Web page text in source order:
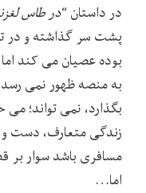
در داستان “در طاس
پشت سر گذاشته و در
بوده عصیان می کند
به منصه ظهور نمی
بگذارد، نمی تواند؛ می
زندگی متعارف، دست
مسافری باشد سوار بر
اما…